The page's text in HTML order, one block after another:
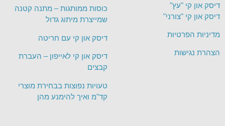
כוסות ממותגות – מתנה קטנה
שמייצרת מיתוג גדול
דיסק און קי עם חריטה
דיסק און קי לאייפון – העברת
קבצים
טעויות נפוצות בבחירת מוצרי
קד"מ ואיך להימנע מהן
דיסק און קי "עץ"
דיסק און קי "צורני"
מדיניות הפרטיות
הצהרת נגישות